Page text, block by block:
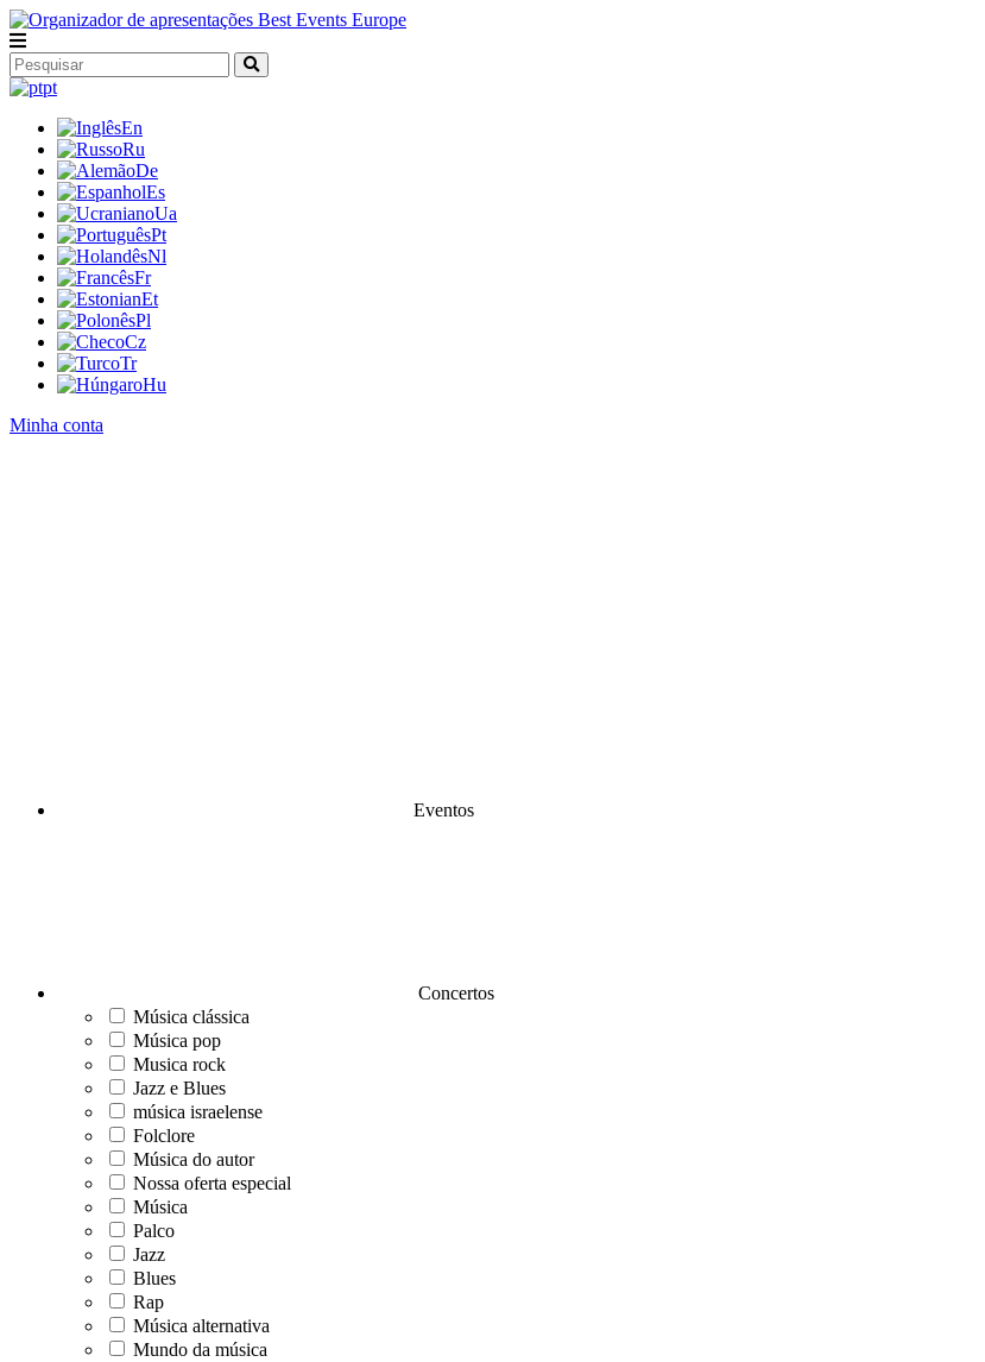
pt
En
Ru
De
Es
Ua
Pt
Nl
Fr
Et
Pl
Cz
Tr
Hu
Minha conta
Eventos
Concertos
Música clássica
Música pop
Musica rock
Jazz e Blues
música israelense
Folclore
Música do autor
Nossa oferta especial
Música
Palco
Jazz
Blues
Rap
Música alternativa
Mundo da música